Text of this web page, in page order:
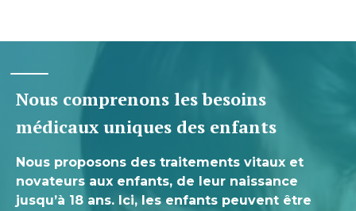
Nous comprenons les besoins
médicaux uniques des enfants
Nous proposons des traitements vitaux et
novateurs aux enfants, de leur naissance
jusqu’à 18 ans. Ici, les enfants peuvent être